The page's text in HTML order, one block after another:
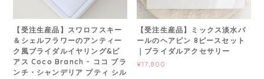
【受注生産品】スワロフスキー
＆シェルフラワーのアンティー
ク風ブライダルイヤリング&ピ
アス Coco Branch - ココ ブラ
ンチ・シャンデリア プティ シル
【受注生産品】ミックス淡水パ
ールのヘアピン 8ピースセット
｜ブライダルアクセサリー
¥17,800